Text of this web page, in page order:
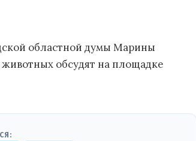
областной думы Марины
обсудят на площадке